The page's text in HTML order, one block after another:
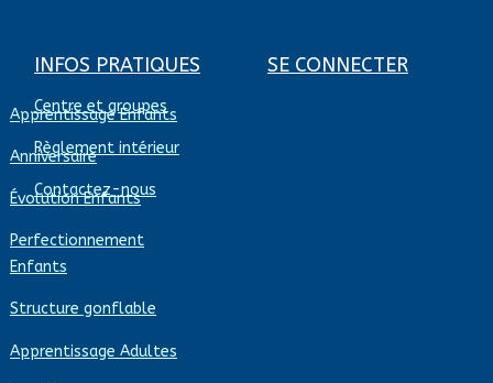
Apprentissage Enfants
Anniversaire
Évolution Enfants
Perfectionnement
Enfants
Structure gonflable
Apprentissage Adultes
INFOS PRATIQUES
Centre et groupes
Règlement intérieur
Contactez-nous
SE CONNECTER